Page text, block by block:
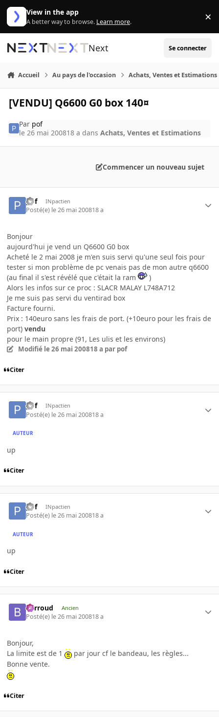
Aller au contenu
View in the app
A better way to browse. Learn more. ×
Next Se connecter
Accueil Au pays de l'occasion Achats, Ventes et Estimations
[VENDU] Q6600 G0 box 140¤
Par pof
le 26 mai 200818 a dansAchats, Ventes et Estimations
Commencer un nouveau sujet
pof INpactien
Posté(e) le 26 mai 200818 a
Bonjour
aujourd'hui je vend un Q6600 G0 box
Acheté le 2 mai 2008 je m'en suis servi qu'une seul fois pour
tester si mon problème de pc venais pas de mon autre q6600
(au final il s'est révélé que c'était la ram
)
Alors les infos sur ce proc : SLACR MALAY L748A712
Je me suis pas servi du ventirad box
Facture fourni.
Prix : 140euro sans les frais de port. (+10euro pour les frais de
port) vendu
pour le main propre (91, Les ulis et les environs)
Modifié le 26 mai 200818 a par pof
Citer
pof INpactien
Posté(e) le 26 mai 200818 a
AUTEUR
up
Citer
pof INpactien
Posté(e) le 26 mai 200818 a
AUTEUR
up
Citer
Barroud Ancien
Posté(e) le 26 mai 200818 a
Bonjour,
La limite est de 1
par jour cf le bandeau, les règles...
Bonne vente.
Citer